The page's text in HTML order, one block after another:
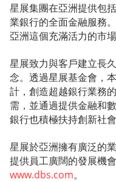
星展集團在亞洲提供包
業銀行的全面金融服務
亞洲這個充滿活力的市
星展致力與客戶建立長
念。透過星展基金會，
計，創造超越銀行業務
需，並通過提供金融和
銀行也積極扶持創新社
星展於亞洲擁有廣泛的
提供員工廣闊的發展機
www.dbs.com。